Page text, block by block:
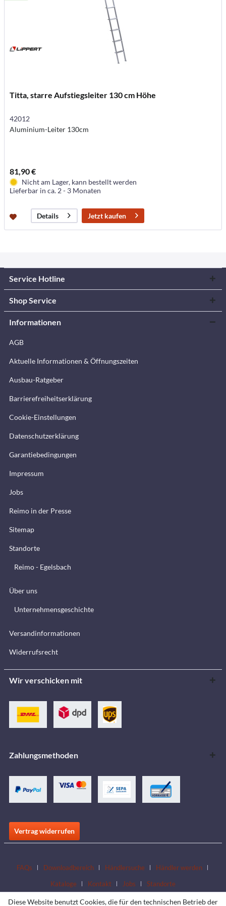
Titta, starre Aufstiegsleiter 130 cm Höhe
42012
Aluminium-Leiter 130cm
81,90 €
Nicht am Lager, kann bestellt werden
Lieferbar in ca. 2 - 3 Monaten
Details Jetzt kaufen
Service Hotline
Shop Service
Informationen
AGB
Aktuelle Informationen & Öffnungszeiten
Ausbau-Ratgeber
Barrierefreiheitserklärung
Cookie-Einstellungen
Datenschutzerklärung
Garantiebedingungen
Impressum
Jobs
Reimo in der Presse
Sitemap
Standorte
Reimo - Egelsbach
Über uns
Unternehmensgeschichte
Versandinformationen
Widerrufsrecht
Wir verschicken mit
Zahlungsmethoden
Vertrag widerrufen
FAQs Downloadbereich Händlersuche
Händler werden
Kataloge
Kontakt Jobs Standorte
Diese Website benutzt Cookies, die für den technischen Betrieb der